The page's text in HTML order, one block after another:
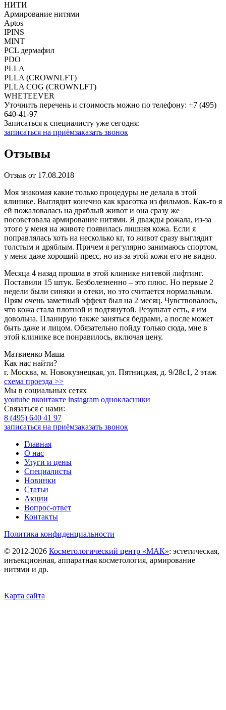
НИТИ
Армирование нитями
Аptos
IPINS
MINT
PCL дермафил
PDO
PLLA
PLLA (CROWNLFT)
PLLA COG (CROWNLFT)
WHETEEVER
Уточнить перечень и стоимость можно по телефону: +7 (495)
640-41-97
Записаться к специалисту уже сегодня:
записаться на приёмзаказать звонок
Отзывы
Отзыв от 17.08.2018
Моя знакомая какие только процедуры не делала в этой
клинике. Выглядит конечно как красотка из фильмов. Как-то я
ей пожаловалась на дряблый живот и она сразу же
посоветовала армирование нитями. Я дважды рожала, из-за
этого у меня на животе появилась лишняя кожа. Если я
поправлялась хоть на несколько кг, то живот сразу выглядит
толстым и дряблым. Причем я регулярно занимаюсь спортом,
у меня даже хороший пресс, но из-за этой кожи его не видно.
Месяца 4 назад прошла в этой клинике нитевой лифтинг.
Поставили 15 штук. Безболезненно – это плюс. Но первые 2
недели были синяки и отеки, но это считается нормальным.
Прям очень заметный эффект был на 2 месяц. Чувствовалось,
что кожа стала плотной и подтянутой. Результат есть, я им
довольна. Планирую также заняться бедрами, а после может
быть даже и лицом. Обязательно пойду только сюда, мне в
этой клинике все понравилось, включая цену.
Матвиенко Маша
Как нас найти?
г. Москва, м. Новокузнецкая, ул. Пятницкая, д. 9/28с1 , 2 этаж
схема проезда >>
Мы в социальных сетях
youtube вконтакте instagram однокласники
Связаться с нами:
8 (495) 640 41 97
записаться на приёмзаказать звонок
Главная
О нас
Улуги и цены
Специалисты
Новинки
Статьи
Акции
Вопрос-ответ
Контакты
Политика конфиденциальности
© 2012-2026 Косметологический центр «МАК»: эстетическая,
инъекционная, аппаратная косметология, армирование
нитями и др.
Карта сайта